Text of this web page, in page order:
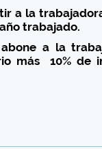
a la
trabajado.
a la
más 10% de